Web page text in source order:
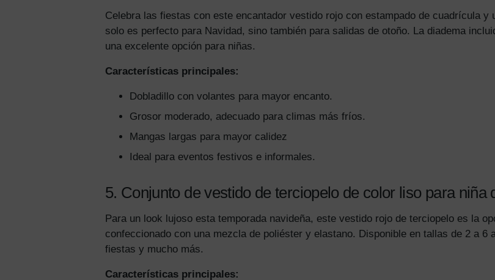
Celebra las fiestas con este encantador vestido rojo con estampado de cuadrícula
solo es perfecto para Navidad, sino también para salidas de otoño. La diadema
una excelente opción para niñas.
Características principales:
Dobladillo con volantes para mayor encanto.
Grosor moderado, adecuado para climas más fríos.
Mangas largas para mayor calidez
Ideal para eventos festivos e informales.
5. Conjunto de vestido de terciopelo de color liso para niña
Para un look lujoso esta temporada navideña, este vestido rojo de terciopelo es la
confeccionado con una mezcla de poliéster y elastano. Disponible en tallas de 2 a 6
fiestas y mucho más.
Características principales: